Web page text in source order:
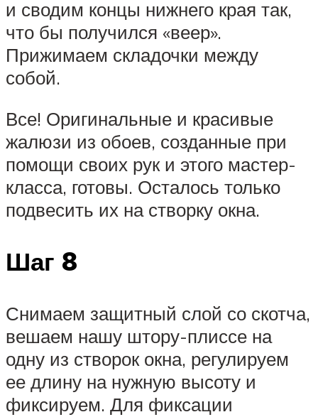
и сводим концы нижнего края так,
что бы получился «веер».
Прижимаем складочки между
собой.
Все! Оригинальные и красивые
жалюзи из обоев, созданные при
помощи своих рук и этого мастер-
класса, готовы. Осталось только
подвесить их на створку окна.
Шаг 8
Снимаем защитный слой со скотча,
вешаем нашу штору-плиссе на
одну из створок окна, регулируем
ее длину на нужную высоту и
фиксируем. Для фиксации